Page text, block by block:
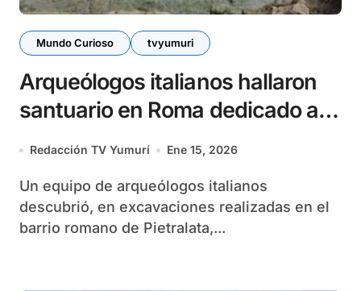
Mundo Curioso tvyumuri
Arqueólogos italianos hallaron
santuario en Roma dedicado a
Hércules
Redacción TV Yumurí Ene 15, 2026
Un equipo de arqueólogos italianos
descubrió, en excavaciones realizadas en el
barrio romano de Pietralata,...